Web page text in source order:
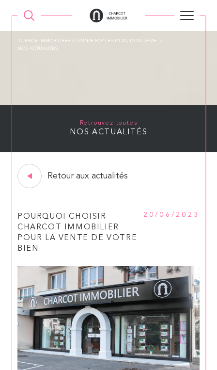
AGENCE IMMOBILIÉRE À SAINTE-FOY-LÉS-LYON, LYON 5ÉME
NOS ACTUALITES
Retrouvez toutes
NOS ACTUALITÉS
Retour aux actualités
POURQUOI CHOISIR
CHARCOT IMMOBILIER
POUR LA VENTE DE VOTRE
BIEN
20/06/2023